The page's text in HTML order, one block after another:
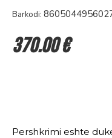
Barkodi:
370.00 €
Pershkrimi eshte